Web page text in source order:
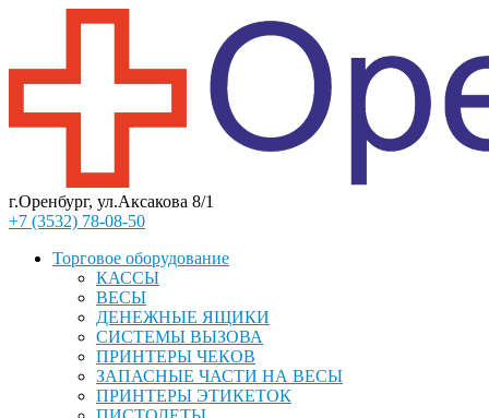
г.Оренбург, ул.Аксакова 8/1
+7 (3532) 78-08-50
Торговое оборудование
КАССЫ
ВЕСЫ
ДЕНЕЖНЫЕ ЯЩИКИ
СИСТЕМЫ ВЫЗОВА
ПРИНТЕРЫ ЧЕКОВ
ЗАПАСНЫЕ ЧАСТИ НА ВЕСЫ
ПРИНТЕРЫ ЭТИКЕТОК